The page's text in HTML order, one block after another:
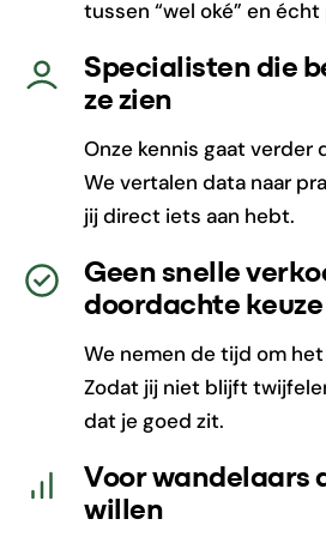
tussen “wel oké” en
Specialisten die
ze zien
Onze kennis gaat verder
We vertalen data naar
jij direct iets aan hebt.
Geen snelle
doordachte keuze
We nemen de tijd om
Zodat jij niet blijft
dat je goed zit.
Voor wandelaars
willen